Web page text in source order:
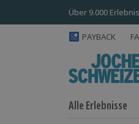
Über 9.000
PAYBACK
Alle Erlebnisse